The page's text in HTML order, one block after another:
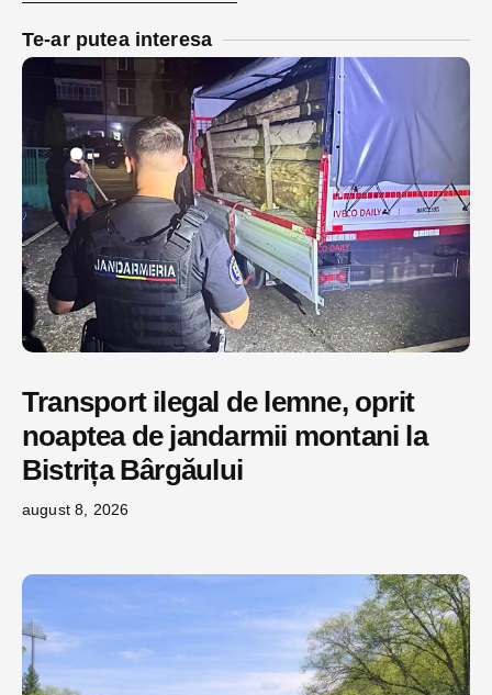
Te-ar putea interesa
Transport ilegal de lemne, oprit
noaptea de jandarmii montani la
Bistrița Bârgăului
august 8, 2026